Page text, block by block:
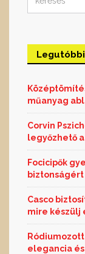
for:
műanyag
Corvin
legyőzhető
Focicipők
biztonságért
Casco
mire készülj
elegancia